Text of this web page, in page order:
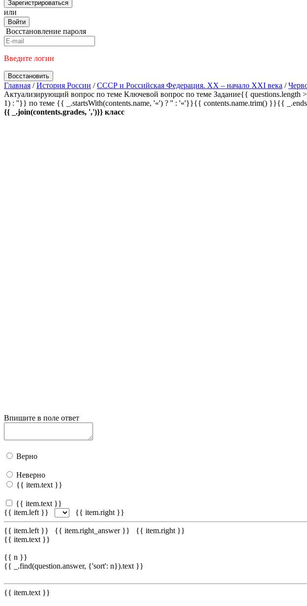
Зарегистрироваться
или
Войти
Восстановление пароля
Введите логин
Восстановить
Главная / История России / СССР и Российская Федерация. XX – начало XXI века /
Актуализирующий вопрос по теме Ключевой вопрос по теме Задание{{ questions.length
1) : ''}} по теме {{ _.startsWith(contents.name, '«') ? '' : '«'}}{{ contents.name.trim() }}{{
{{ _.join(contents.grades, ',')}} класс
Впишите в поле ответ
Верно
Неверно
{{ item.text }}
{{ item.text }}
{{ item.left }}
{{ item.right }}
{{ item.left }} {{ item.right_answer }}
{{ item.right }}
{{ item.text }}
{{ n }}
{{ _.find(question.answer, {'sort': n}).text }}
{{ item.text }}